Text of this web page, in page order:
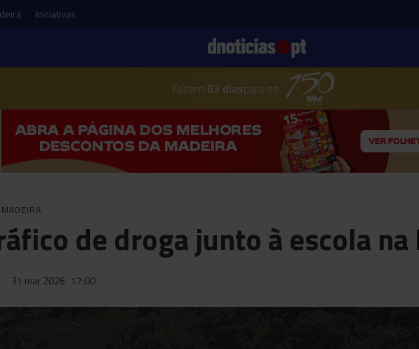
Iniciativas
Faltam 63 diaspara os
MADEIRA
de droga junto à escola na
31 mar 2026 17:00